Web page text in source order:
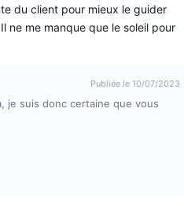
du client pour mieux le guider
ne me manque que le soleil pour
Publiée le 10/07/2023
je suis donc certaine que vous